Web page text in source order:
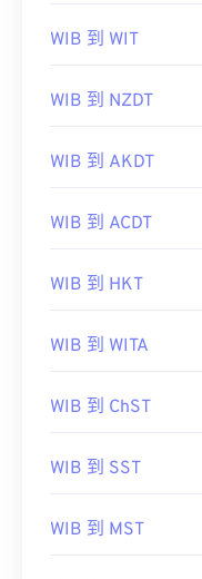
WIB 到 WIT
WIB 到 NZDT
WIB 到 AKDT
WIB 到 ACDT
WIB 到 HKT
WIB 到 WITA
WIB 到 ChST
WIB 到 SST
WIB 到 MST